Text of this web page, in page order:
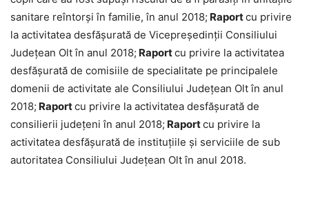
sanitare reîntorși în familie, în anul 2018; Raportcu privire
la activitatea desfășurată de Vicepreședinții Consiliului
Județean Olt în anul 2018; Raportcu privire la activitatea
desfășurată de comisiile de specialitate pe principalele
domenii de activitate ale Consiliului Județean Olt în anul
2018; Raportcu privire la activitatea desfășurată de
consilierii județeni în anul 2018; Raportcu privire la
activitatea desfășurată de instituțiile și serviciile de sub
autoritatea Consiliului Județean Olt în anul 2018.